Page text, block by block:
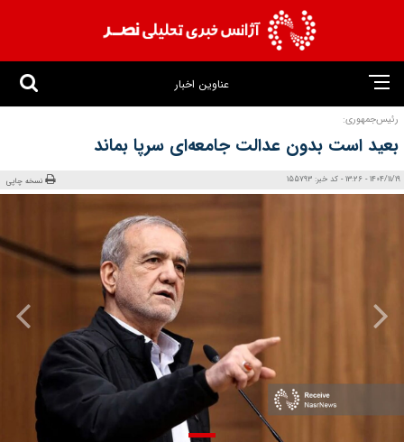
عناوین اخبار
رئیس‌جمهوری:
بعید است بدون عدالت جامعه‌ای سرپا بماند
1404/11/19 - 13:26 - کد خبر: 155793 نسخه چاپی